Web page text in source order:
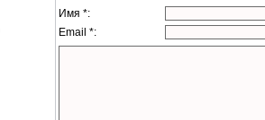
Имя *:
Email *: